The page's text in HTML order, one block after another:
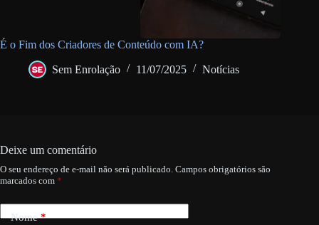
É o Fim dos Criadores de Conteúdo com IA?
Sem Enrolação 11/07/2025 Notícias
Deixe um comentário
O seu endereço de e-mail não será publicado. Campos obrigatórios são
marcados com *
Nome*